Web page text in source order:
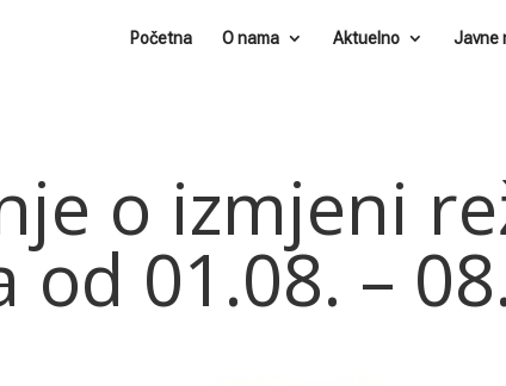
Početna O nama Aktuelno Javne
o izmjeni
od 01.08. –